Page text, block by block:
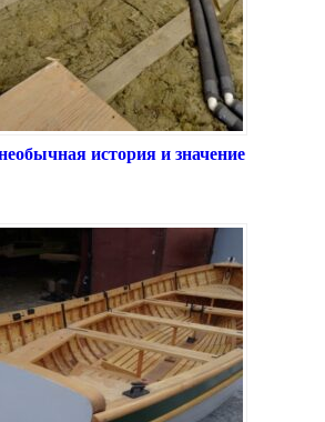
история и значение